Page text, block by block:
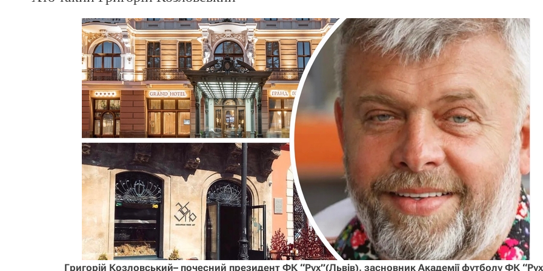
Григорій Козловський– почесний президент ФК “Рух”(Львів), засновник Академії футболу ФК